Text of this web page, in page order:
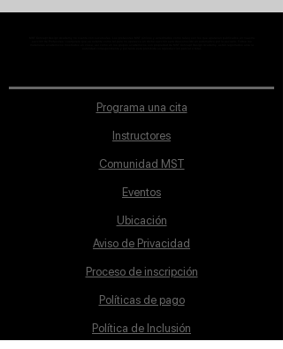
Programa una cita
Instructores
Comunidad MST
Eventos
Ubicación
Aviso de Privacidad
Proceso de inscripción
Políticas de pago
Política de Inclusión